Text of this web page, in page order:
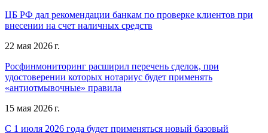
ЦБ РФ дал рекомендации банкам по проверке клиентов при
внесении на счет наличных средств
22 мая 2026 г.
Росфинмониторинг расширил перечень сделок, при
удостоверении которых нотариус будет применять
«антиотмывочные» правила
15 мая 2026 г.
С 1 июля 2026 года будет применяться новый базовый